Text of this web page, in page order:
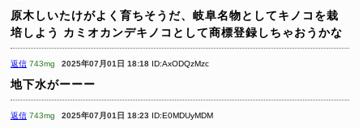
原木しいたけがよく育ちそうだ、岐阜名物としてキノコを栽
培しよう
カミオカンデキノコとして商標登録しちゃおうかな
返信 743mg 2025年07月01日 18:18 ID:AxODQzMzc
地下水がーーー
返信 743mg 2025年07月01日 18:23 ID:E0MDUyMDM